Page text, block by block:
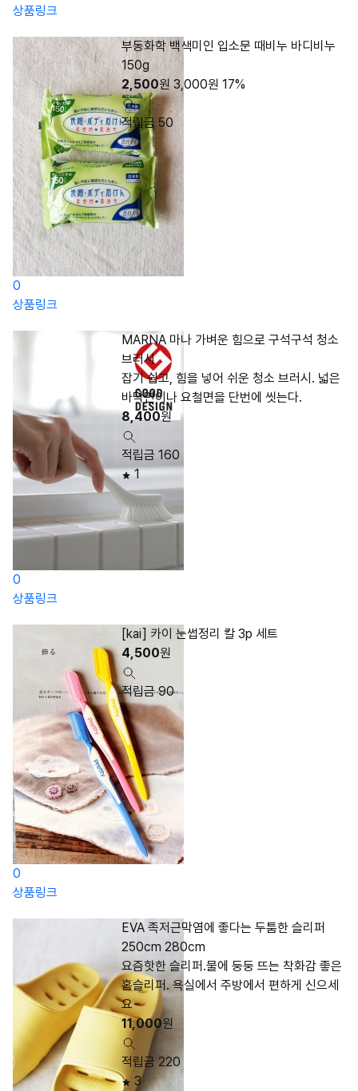
상품링크
0
부동화학 백색미인 입소문 때비누 바디비누
150g
2,500원 3,000원 17%
적립금 50
상품링크
0
MARNA 마나 가벼운 힘으로 구석구석 청소
브러시
잡기 쉽고, 힘을 넣어 쉬운 청소 브러시. 넓은
바닥면이나 요철면을 단번에 씻는다.
8,400원
적립금 160
1
상품링크
0
[kai] 카이 눈썹정리 칼 3p 세트
4,500원
적립금 90
상품링크
EVA 족저근막염에 좋다는 두툼한 슬리퍼
250cm 280cm
요즘핫한 슬리퍼.물에 둥둥 뜨는 착화감 좋은
홈슬리퍼. 욕실에서 주방에서 편하게 신으세
요~
11,000원
적립금 220
3